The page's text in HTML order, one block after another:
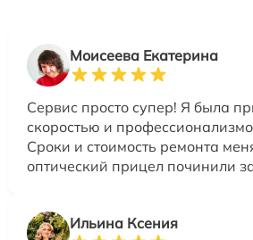
Моисеева Екатерина
Сервис просто супер! Я была
скоростью и
Сроки и стоимость ремонта
оптический прицел починили
Ильина Ксения